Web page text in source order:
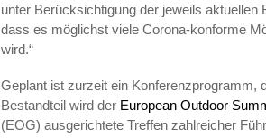
unter Berücksichtigung der jeweils aktuellen
dass es möglichst viele Corona-konforme
wird.“
Geplant ist zurzeit ein Konferenzprogramm,
Bestandteil wird der European Outdoor
(EOG) ausgerichtete Treffen zahlreicher